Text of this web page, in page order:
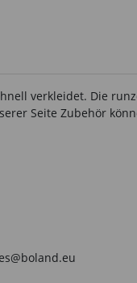
verkleidet. Die
Seite Zubehör